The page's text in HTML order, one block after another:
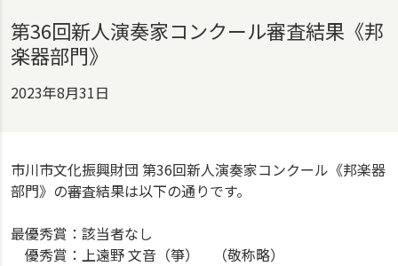
第36回新人演奏家コンクール審査結果《邦
楽器部門》
2023年8月31日
市川市文化振興財団 第36回新人演奏家コンクール《邦楽器
部門》の審査結果は以下の通りです。
最優秀賞：該当者なし
優秀賞：上遠野 文音（箏） （敬称略）